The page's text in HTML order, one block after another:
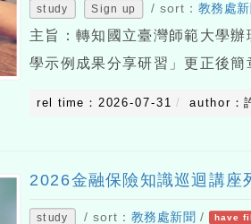
study Sign up / sort： 教務處
主旨：轉知國立臺灣師範大學
學示例成果分享研習」更正後
rel time：2026-07-31 author：
2026金融保險知識巡迴講座
study / sort： 教務處新聞 / have